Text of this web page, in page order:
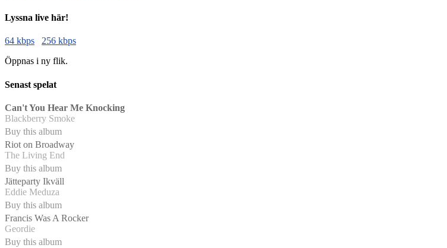
Lyssna live här!
64 kbps
256 kbps
Öppnas i ny flik.
Senast spelat
Can't You Hear Me Knocking
Blackberry Smoke
Buy this album
Riot on Broadway
The Living End
Buy this album
Jätteparty Ikväll
Eddie Meduza
Buy this album
Francis Was A Rocker
Geordie
Buy this album